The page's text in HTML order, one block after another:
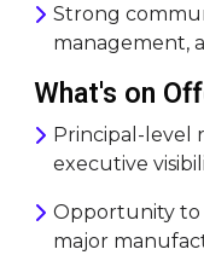
Strong
management,
What's on
Principal-level
executive
Opportunity to
major